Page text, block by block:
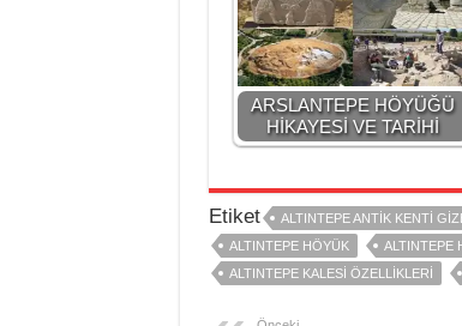
ARSLANTEPE HÖYÜĞÜ
HİKAYESİ VE TARİHİ
Etiket ALTINTEPE ANTİK KENTİ
ALTINTEPE HÖYÜK
ALTINTEPE
ALTINTEPE KALESİ ÖZELLİKLERİ